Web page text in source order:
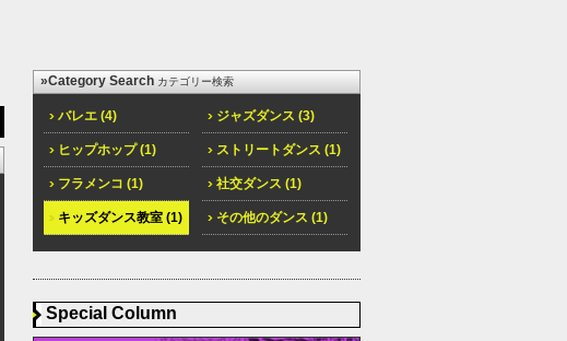
»Category Search カテゴリー検索
バレエ (4) ジャズダンス (3)
ヒップホップ (1) ストリートダンス (1)
フラメンコ (1) 社交ダンス (1)
キッズダンス教室 (1) その他のダンス (1)
Special Column